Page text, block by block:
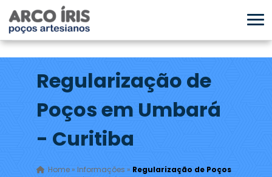
Regularização de
Poços em Umbará
- Curitiba
Home» Informações » Regularização de Poços